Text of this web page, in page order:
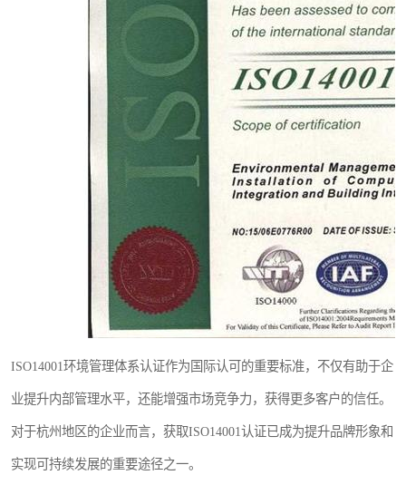
ISO14001环境管理体系认证作为国际认可的重要标准，不仅有助于企
业提升内部管理水平，还能增强市场竞争力，获得更多客户的信任。
对于杭州地区的企业而言，获取ISO14001认证已成为提升品牌形象和
实现可持续发展的重要途径之一。